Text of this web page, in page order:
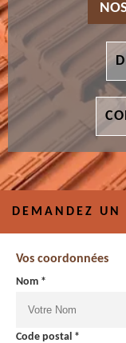
DEMANDEZ UN
Vos coordonnées
Nom *
Code postal *